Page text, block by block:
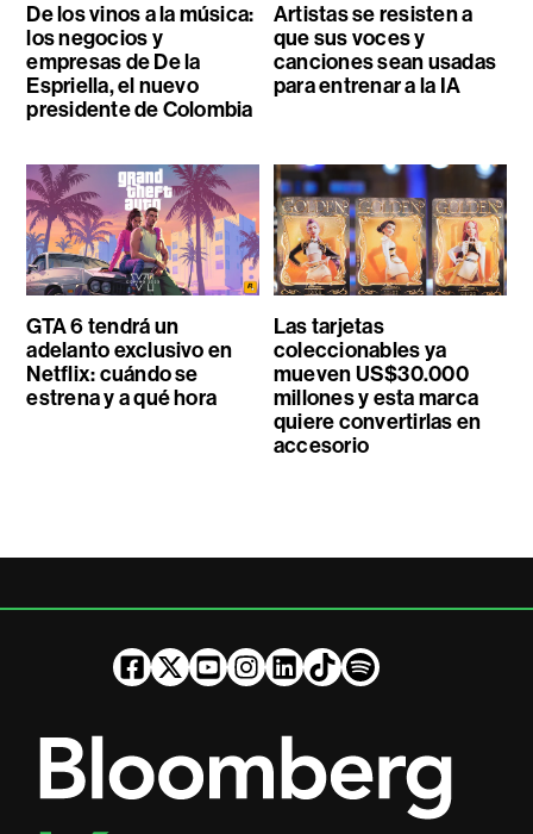
De los vinos a la música:
los negocios y
empresas de De la
Espriella, el nuevo
presidente de Colombia
Artistas se resisten a
que sus voces y
canciones sean usadas
para entrenar a la IA
GTA 6 tendrá un
adelanto exclusivo en
Netflix: cuándo se
estrena y a qué hora
Las tarjetas
coleccionables ya
mueven US$30.000
millones y esta marca
quiere convertirlas en
accesorio